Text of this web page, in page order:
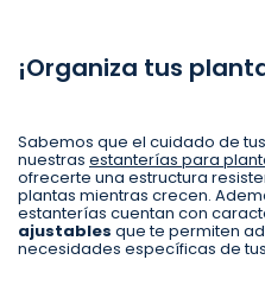
¡Organiza tus
Sabemos que el cuidado de
nuestras estanterías para
ofrecerte una estructura
plantas mientras crecen.
estanterías cuentan con
ajustables que te permiten
necesidades específicas de